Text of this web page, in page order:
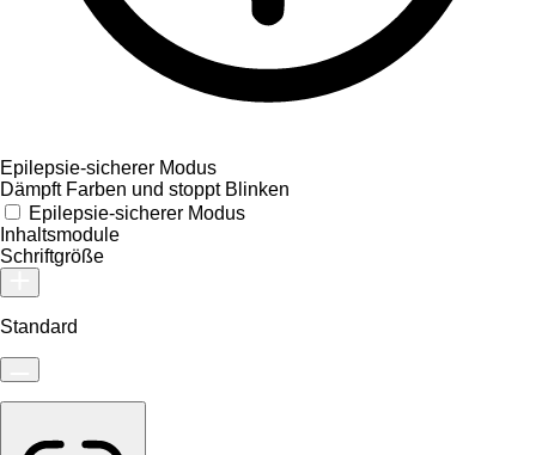
Epilepsie-sicherer Modus
Dämpft Farben und stoppt Blinken
Epilepsie-sicherer Modus
Inhaltsmodule
Schriftgröße
Standard